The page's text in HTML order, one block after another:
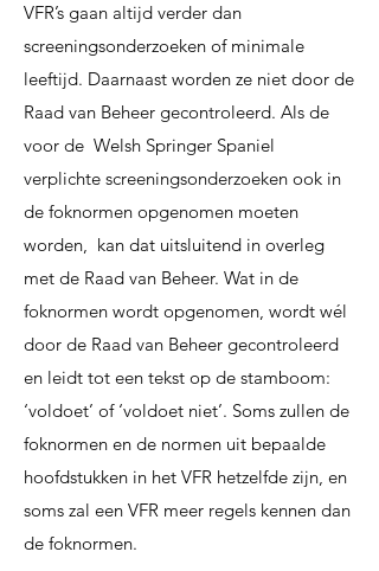
VFR’s gaan altijd verder dan
screeningsonderzoeken of minimale
leeftijd. Daarnaast worden ze niet door de
Raad van Beheer gecontroleerd. Als de
voor de Welsh Springer Spaniel
verplichte screeningsonderzoeken ook in
de foknormen opgenomen moeten
worden, kan dat uitsluitend in overleg
met de Raad van Beheer. Wat in de
foknormen wordt opgenomen, wordt wél
door de Raad van Beheer gecontroleerd
en leidt tot een tekst op de stamboom:
‘voldoet’ of ‘voldoet niet’. Soms zullen de
foknormen en de normen uit bepaalde
hoofdstukken in het VFR hetzelfde zijn, en
soms zal een VFR meer regels kennen dan
de foknormen.